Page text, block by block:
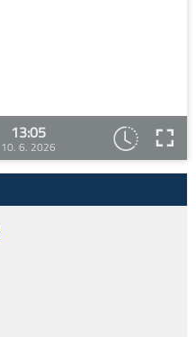
13:05
10. 6. 2026